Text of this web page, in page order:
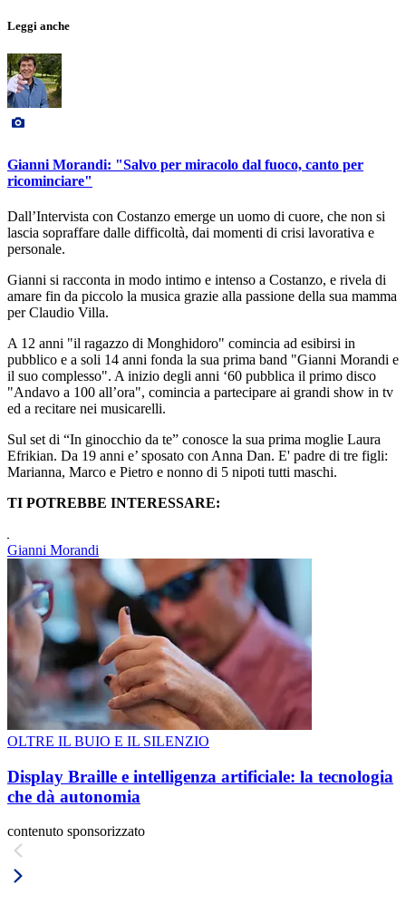
Leggi anche
Gianni Morandi: "Salvo per miracolo dal fuoco, canto per
ricominciare"
Dall’Intervista con Costanzo emerge un uomo di cuore, che non si
lascia sopraffare dalle difficoltà, dai momenti di crisi lavorativa e
personale.
Gianni si racconta in modo intimo e intenso a Costanzo, e rivela di
amare fin da piccolo la musica grazie alla passione della sua mamma
per Claudio Villa.
A 12 anni "il ragazzo di Monghidoro" comincia ad esibirsi in
pubblico e a soli 14 anni fonda la sua prima band "Gianni Morandi e
il suo complesso". A inizio degli anni ‘60 pubblica il primo disco
"Andavo a 100 all’ora", comincia a partecipare ai grandi show in tv
ed a recitare nei musicarelli.
Sul set di “In ginocchio da te” conosce la sua prima moglie Laura
Efrikian. Da 19 anni e’ sposato con Anna Dan. E' padre di tre figli:
Marianna, Marco e Pietro e nonno di 5 nipoti tutti maschi.
TI POTREBBE INTERESSARE:
Gianni Morandi
OLTRE IL BUIO E IL SILENZIO
Display Braille e intelligenza artificiale: la tecnologia
che dà autonomia
contenuto sponsorizzato